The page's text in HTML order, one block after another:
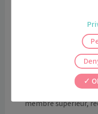
posturale, retard
oro-myo-faciale du
sphinctériens et
Accompagnement
douleurs de la
à l'accouchement,
post partum (hors
Rééducation du
membre supérieur,